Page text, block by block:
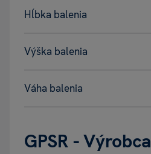
Hĺbka balenia
Výška balenia
Váha balenia
GPSR - Výrobca